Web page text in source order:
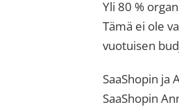
Yli 80 %
Tämä ei ole
vuotuisen
SaaShopin ja
SaaShopin